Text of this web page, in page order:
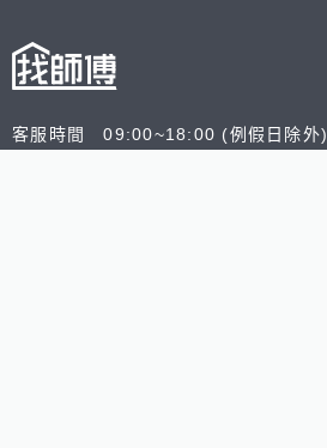
客服時間 09:00~18:00 (例假日除外)